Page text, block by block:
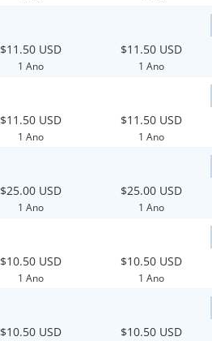
$11.50 USD
1 Ano
$11.50 USD
1 Ano
$11.50 USD
1 Ano
$11.50 USD
1 Ano
$25.00 USD
1 Ano
$25.00 USD
1 Ano
$10.50 USD
1 Ano
$10.50 USD
1 Ano
$10.50 USD $10.50 USD